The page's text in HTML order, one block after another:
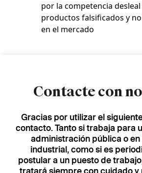
por la competencia
productos falsificados y
en el mercado
Contacte con
Gracias por utilizar el
contacto. Tanto si trabaja para
administración pública o
industrial, como si es
postular a un puesto de